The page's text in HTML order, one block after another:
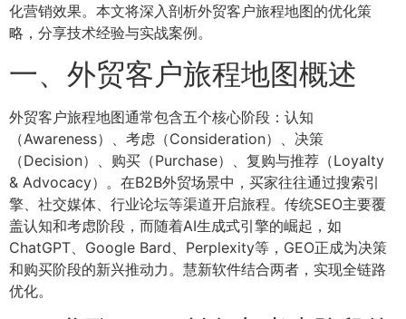
化营销效果。本文将深入剖析外贸客户旅程地图的优化策
略，分享技术经验与实战案例。
一、外贸客户旅程地图概述
外贸客户旅程地图通常包含五个核心阶段：认知
（Awareness）、考虑（Consideration）、决策
（Decision）、购买（Purchase）、复购与推荐（Loyalty
& Advocacy）。在B2B外贸场景中，买家往往通过搜索引
擎、社交媒体、行业论坛等渠道开启旅程。传统SEO主要覆
盖认知和考虑阶段，而随着AI生成式引擎的崛起，如
ChatGPT、Google Bard、Perplexity等，GEO正成为决策
和购买阶段的新兴推动力。慧新软件结合两者，实现全链路
优化。